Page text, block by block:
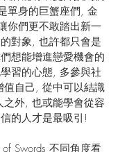
單身的巨蟹座們, 金
你們更不敢踏出新一
對象, 也許都只會是
想能增進戀愛機會的
習的心態, 多參與社
值自己, 從中可以結識
外, 也或能學會從容
的人才是最吸引!
Swords 不同角度看